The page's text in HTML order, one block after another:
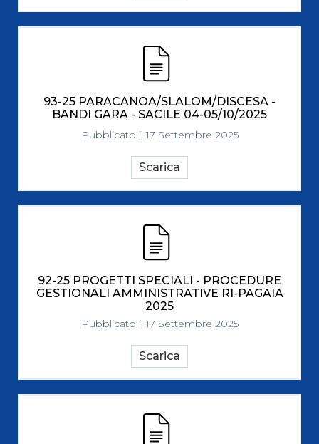
93-25 PARACANOA/SLALOM/DISCESA -
BANDI GARA - SACILE 04-05/10/2025
Pubblicato il 17 Settembre 2025
Scarica
92-25 PROGETTI SPECIALI - PROCEDURE
GESTIONALI AMMINISTRATIVE RI-PAGAIA
2025
Pubblicato il 17 Settembre 2025
Scarica